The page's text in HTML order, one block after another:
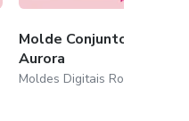
Molde Conjunto Infantil
Aurora
Moldes Digitais Rosa de Fraga